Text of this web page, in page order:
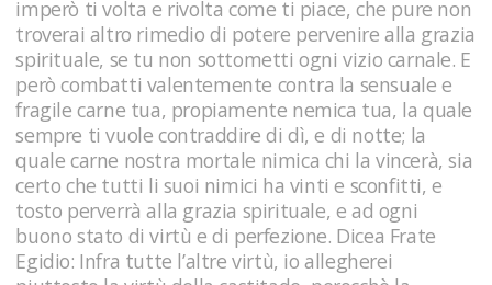
imperò ti volta e rivolta come ti piace, che pure non
troverai altro rimedio di potere pervenire alla grazia
spirituale, se tu non sottometti ogni vizio carnale. E
però combatti valentemente contra la sensuale e
fragile carne tua, propiamente nemica tua, la quale
sempre ti vuole contraddire di dì, e di notte; la
quale carne nostra mortale nimica chi la vincerà, sia
certo che tutti li suoi nimici ha vinti e sconfitti, e
tosto perverrà alla grazia spirituale, e ad ogni
buono stato di virtù e di perfezione. Dicea Frate
Egidio: Infra tutte l’altre virtù, io allegherei